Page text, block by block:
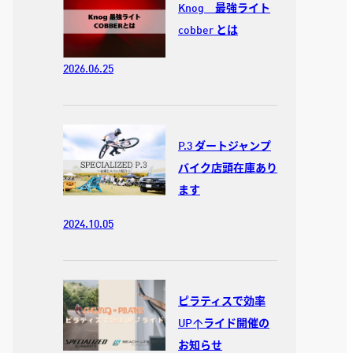
Knog 最強ライト
cobber とは
2026.06.25
P.3 ダートジャンプ
バイク店頭在庫あり
ます
2024.10.05
ピラティスで効率
UP↑ライド開催の
お知らせ